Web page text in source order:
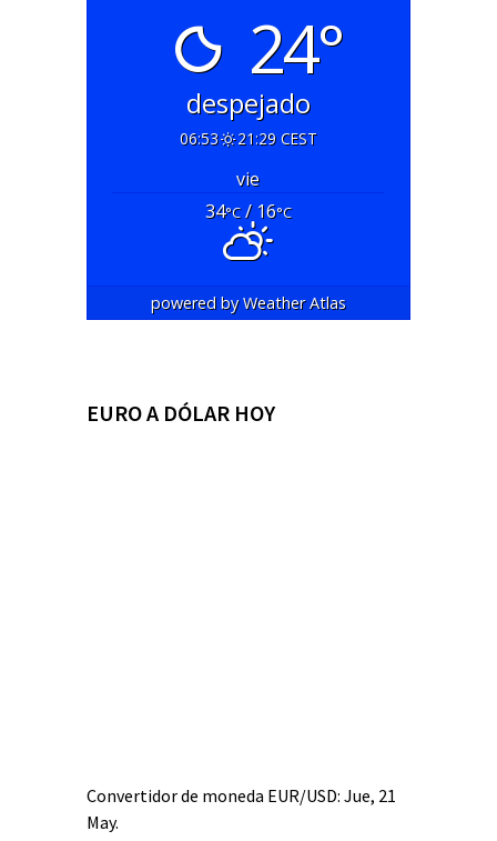
24°
despejado
06:53 21:29 CEST
vie
34°C/ 16°C
powered byWeather Atlas
EURO A DÓLAR HOY
Convertidor de moneda EUR/USD: Jue, 21
May.